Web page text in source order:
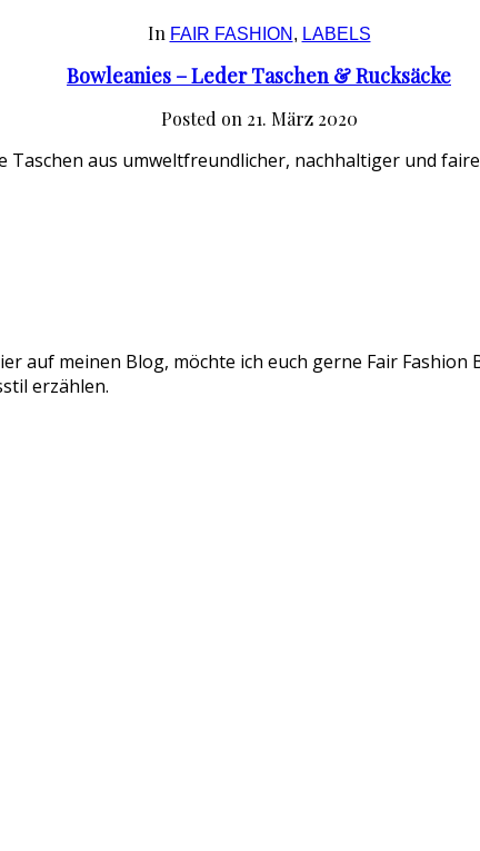
In FAIR FASHION , LABELS
Bowleanies – Leder Taschen & Rucksäcke
Posted on 21. März 2020
aus umweltfreundlicher, nachhaltiger und
auf meinen Blog, möchte ich euch gerne Fair
erzählen.